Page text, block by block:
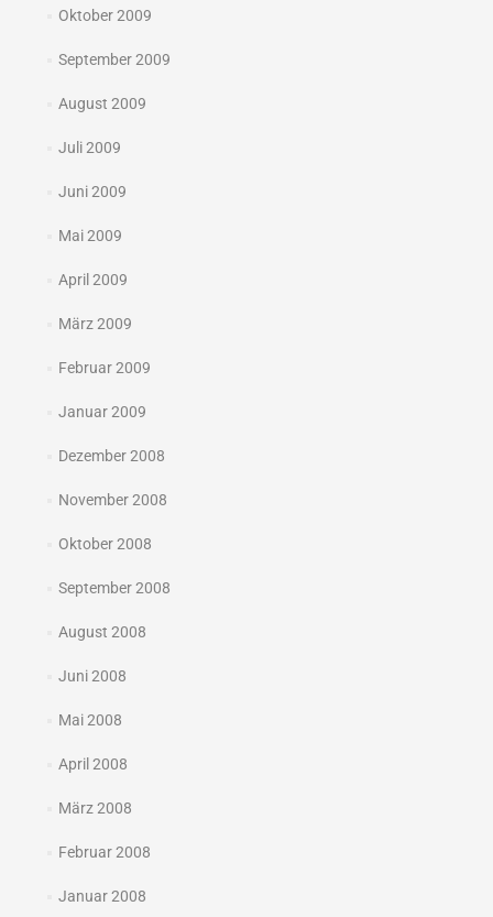
Oktober 2009
September 2009
August 2009
Juli 2009
Juni 2009
Mai 2009
April 2009
März 2009
Februar 2009
Januar 2009
Dezember 2008
November 2008
Oktober 2008
September 2008
August 2008
Juni 2008
Mai 2008
April 2008
März 2008
Februar 2008
Januar 2008